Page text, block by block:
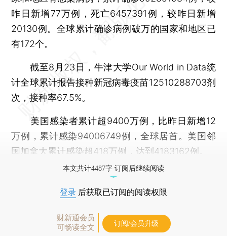
昨日新增77万例，死亡6457391例，较昨日新增
20130例。全球累计确诊病例破万的国家和地区已
有172个。
截至8月23日，牛津大学Our World in Data统
计全球累计报告接种新冠病毒疫苗12510288703剂
次，接种率67.5%。
美国感染者累计超9400万例，比昨日新增12
万例，累计感染94006749例，全球居首。美国邻
国加拿大累计感染超418万例，达到4183162例。
本文共计4487字 订阅后继续阅读
登录 后获取已订阅的阅读权限
财新通会员
可畅读全文
订阅/会员升级